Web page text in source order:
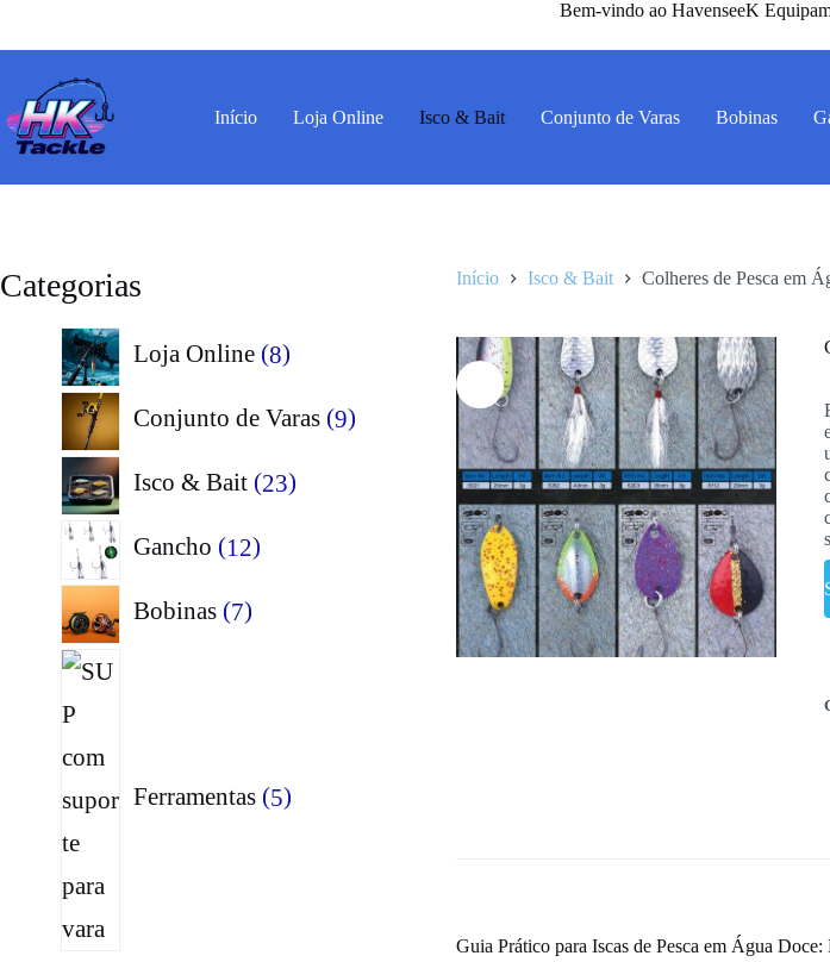
o
Bem-vindo ao HavenseeK
Início Loja Online Isco & Bait Conjunto de Varas Bobinas
Início Isco & Bait Colheres de Pesca em
Guia Prático para Iscas de Pesca em Água
Categorias
Loja Online 88
Conjunto de Varas 99
Isco & Bait 2323
Gancho 1212
Bobinas 77
Ferramentas 5